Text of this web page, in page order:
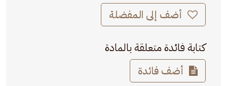
أضف إلى المفضلة
كتابة فائدة متعلقة بالمادة
أضف فائدة